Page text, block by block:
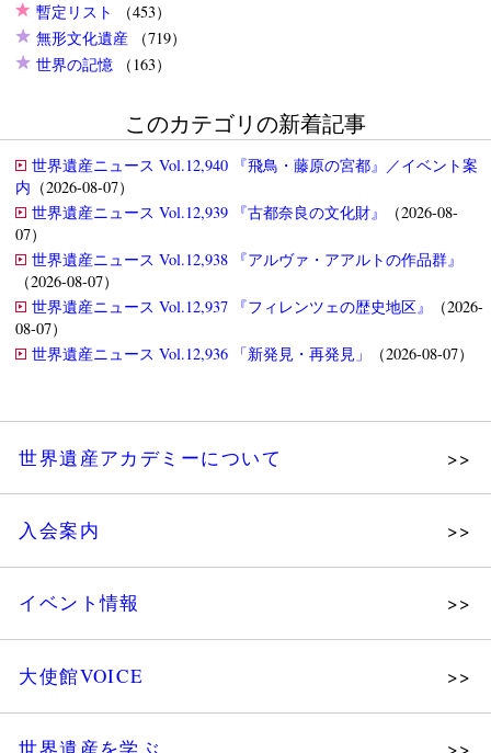
暫定リスト
（453）
無形文化遺産（719）
世界の記憶（163）
このカテゴリの新着記事
世界遺産ニュース Vol.12,940 『飛鳥・藤原の宮都』／イベント案
内 （2026-08-07）
世界遺産ニュース Vol.12,939 『古都奈良の文化財』
（2026-08-
07）
世界遺産ニュース Vol.12,938 『アルヴァ・アアルトの作品群』
（2026-08-07）
世界遺産ニュース Vol.12,937 『フィレンツェの歴史地区』
（2026-
08-07）
世界遺産ニュース Vol.12,936 「新発見・再発見」
（2026-08-07）
世界遺産アカデミーについて
組織図・役員
法人会員・協賛団体／公認団体
入会案内
イベント情報
展示会
大使館VOICE